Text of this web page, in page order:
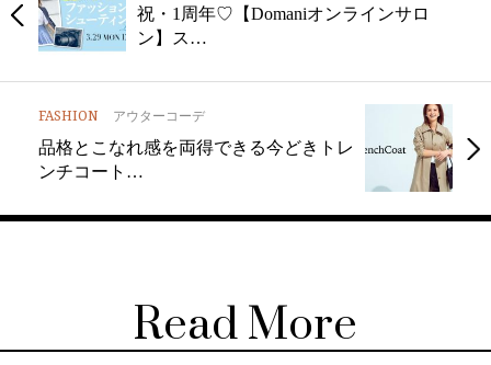
祝・1周年♡【Domaniオンラインサロ
ン】ス…
FASHION アウターコーデ
品格とこなれ感を両得できる今どきトレ
ンチコート…
Read More